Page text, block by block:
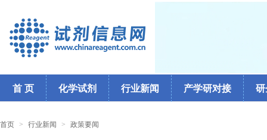
首 页 化学试剂 行业新闻 产学研对接 研
首页 > 行业新闻 > 政策要闻